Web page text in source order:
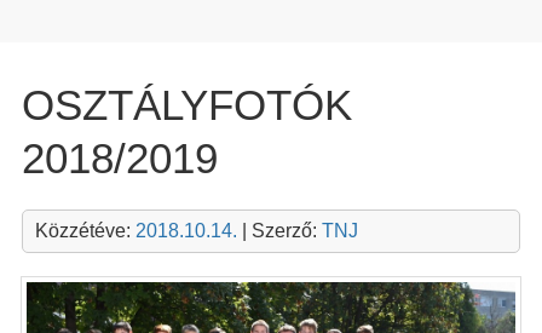
OSZTÁLYFOTÓK
2018/2019
Közzétéve: 2018.10.14. | Szerző: TNJ